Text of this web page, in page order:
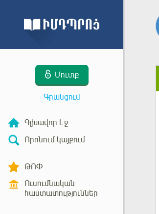
Մուտք
Գրանցում
Գլխավոր Էջ
Որոնում կայքում
ԹՈՓ
Ուսումնական
հաստատություններ